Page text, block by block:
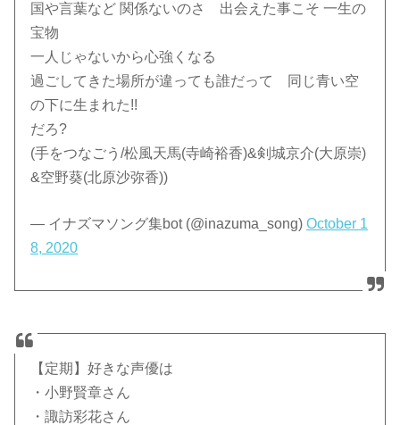
国や言葉など 関係ないのさ 出会えた事こそ 一生の
宝物
一人じゃないから心強くなる
過ごしてきた場所が違っても誰だって 同じ青い空
の下に生まれた!!
だろ?
(手をつなごう/松風天馬(寺崎裕香)&剣城京介(大原崇)
&空野葵(北原沙弥香))
— イナズマソング集bot (@inazuma_song)October 1
8, 2020
【定期】好きな声優は
・小野賢章さん
・諏訪彩花さん